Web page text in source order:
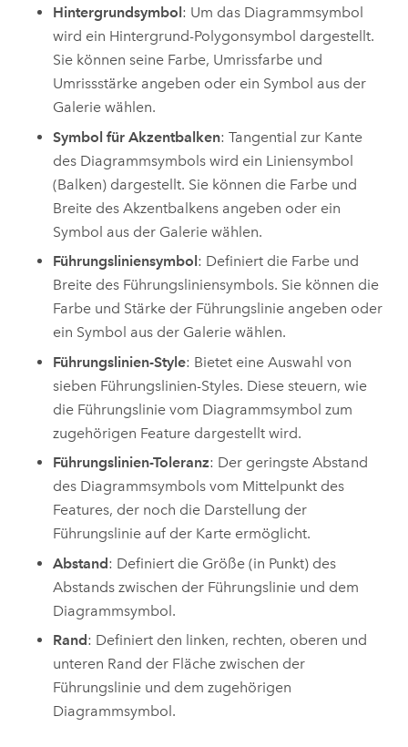
Hintergrundsymbol: Um das Diagrammsymbol
wird ein Hintergrund-Polygonsymbol dargestellt.
Sie können seine Farbe, Umrissfarbe und
Umrissstärke angeben oder ein Symbol aus der
Galerie wählen.
Symbol für Akzentbalken: Tangential zur Kante
des Diagrammsymbols wird ein Liniensymbol
(Balken) dargestellt. Sie können die Farbe und
Breite des Akzentbalkens angeben oder ein
Symbol aus der Galerie wählen.
Führungsliniensymbol: Definiert die Farbe und
Breite des Führungsliniensymbols. Sie können die
Farbe und Stärke der Führungslinie angeben oder
ein Symbol aus der Galerie wählen.
Führungslinien-Style: Bietet eine Auswahl von
sieben Führungslinien-Styles. Diese steuern, wie
die Führungslinie vom Diagrammsymbol zum
zugehörigen Feature dargestellt wird.
Führungslinien-Toleranz: Der geringste Abstand
des Diagrammsymbols vom Mittelpunkt des
Features, der noch die Darstellung der
Führungslinie auf der Karte ermöglicht.
Abstand: Definiert die Größe (in Punkt) des
Abstands zwischen der Führungslinie und dem
Diagrammsymbol.
Rand: Definiert den linken, rechten, oberen und
unteren Rand der Fläche zwischen der
Führungslinie und dem zugehörigen
Diagrammsymbol.